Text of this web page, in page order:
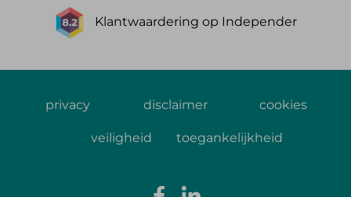
Klantwaardering op Independer
privacy disclaimer cookies
veiligheid toegankelijkheid